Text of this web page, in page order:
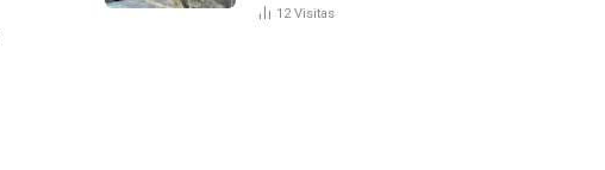
florestais no Tocantins
12Visitas